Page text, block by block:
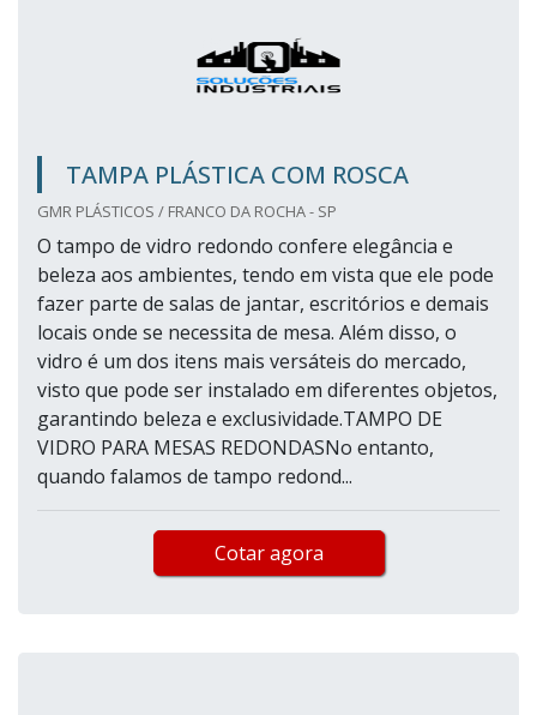
TAMPA PLÁSTICA COM ROSCA
GMR PLÁSTICOS / FRANCO DA ROCHA - SP
O tampo de vidro redondo confere elegância e
beleza aos ambientes, tendo em vista que ele pode
fazer parte de salas de jantar, escritórios e demais
locais onde se necessita de mesa. Além disso, o
vidro é um dos itens mais versáteis do mercado,
visto que pode ser instalado em diferentes objetos,
garantindo beleza e exclusividade.TAMPO DE
VIDRO PARA MESAS REDONDASNo entanto,
quando falamos de tampo redond...
Cotar agora